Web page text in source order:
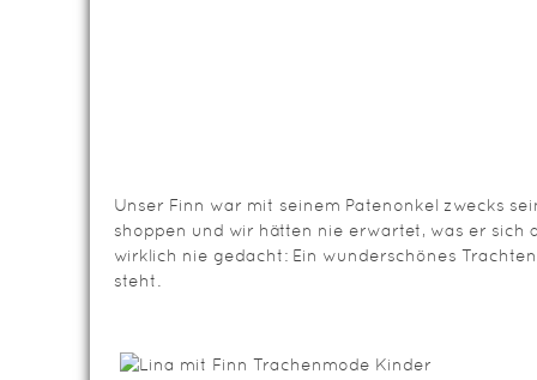
Unser Finn war mit seinem Patenonkel zwecks
shoppen und wir hätten nie erwartet, was er sich
wirklich nie gedacht: Ein wunderschönes
steht.